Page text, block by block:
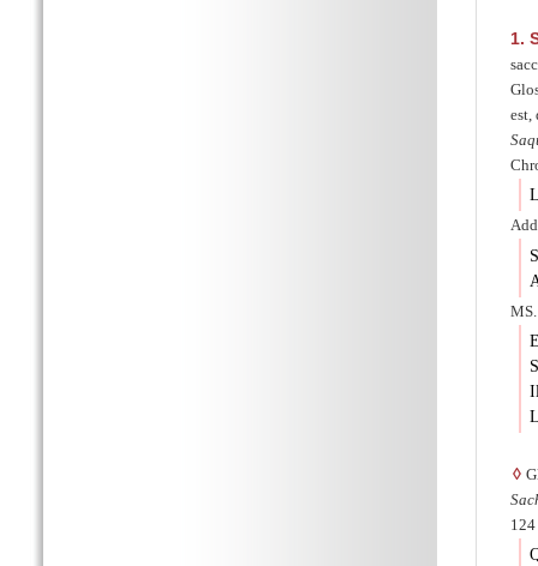
1.
est,
◊